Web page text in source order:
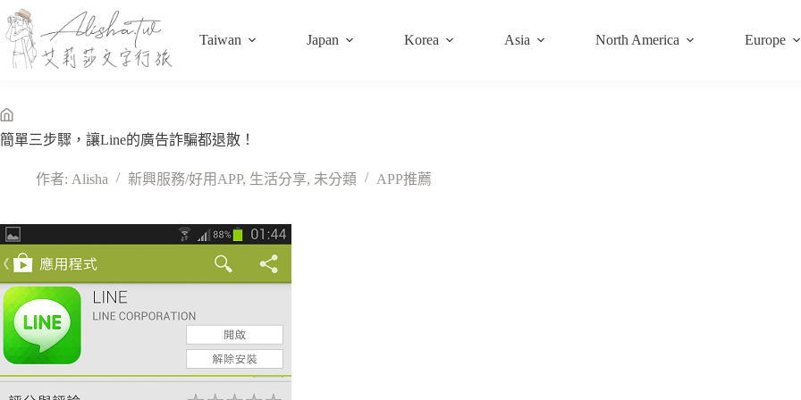
至
主
容
Taiwan Japan Korea Asia North America Europe
無
簡單三步驟，讓Line的廣告詐騙都退散！
作者: Alisha 新興服務/好用APP, 生活分享, 未分類 APP推薦